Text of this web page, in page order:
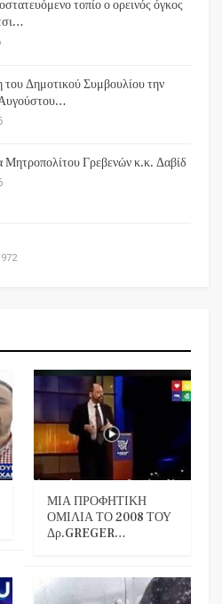
τοπίο ο ορεινός όγκος
του Δημοτικού Συμβουλίου την
Γρεβενών κ.κ. Δαβίδ
ΜΙΑ ΠΡΟΦΗΤΙΚΗ
ΟΜΙΛΙΑ ΤΟ 2008 ΤΟΥ
Δρ.GREGER…